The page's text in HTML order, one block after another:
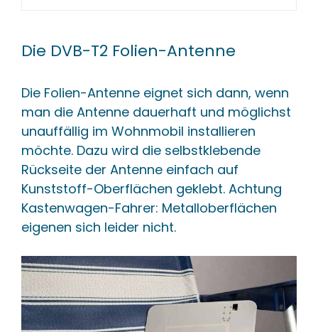
Die DVB-T2 Folien-Antenne
Die Folien-Antenne eignet sich dann, wenn
man die Antenne dauerhaft und möglichst
unauffällig im Wohnmobil installieren
möchte. Dazu wird die selbstklebende
Rückseite der Antenne einfach auf
Kunststoff-Oberflächen geklebt. Achtung
Kastenwagen-Fahrer: Metalloberflächen
eigenen sich leider nicht.